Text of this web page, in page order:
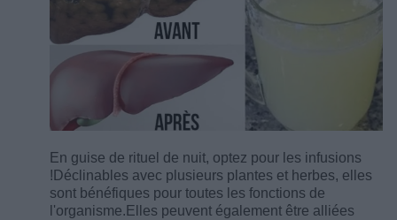
En guise de rituel de nuit, optez pour les infusions
! Déclinables avec plusieurs plantes et herbes, elles
sont bénéfiques pour toutes les fonctions de
l'organisme. Elles peuvent également être alliées